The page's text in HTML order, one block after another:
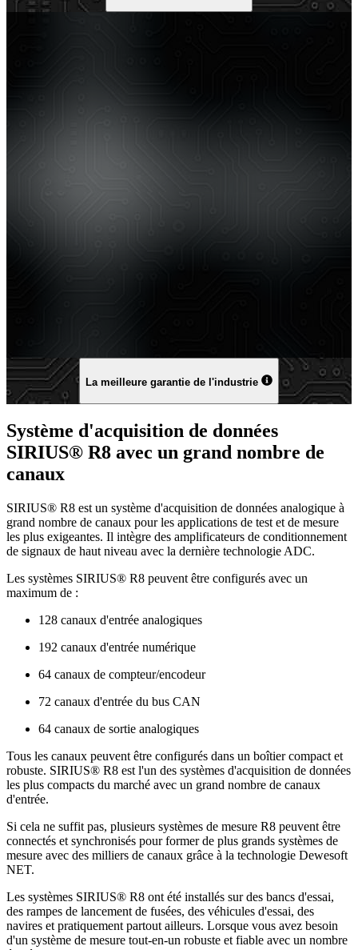
La meilleure garantie de l'industrie
Système d'acquisition de données
SIRIUS® R8 avec un grand nombre de
canaux
SIRIUS® R8 est un système d'acquisition de données analogique à
grand nombre de canaux pour les applications de test et de mesure
les plus exigeantes. Il intègre des amplificateurs de conditionnement
de signaux de haut niveau avec la dernière technologie ADC.
Les systèmes SIRIUS® R8 peuvent être configurés avec un
maximum de :
128 canaux d'entrée analogiques
192 canaux d'entrée numérique
64 canaux de compteur/encodeur
72 canaux d'entrée du bus CAN
64 canaux de sortie analogiques
Tous les canaux peuvent être configurés dans un boîtier compact et
robuste. SIRIUS® R8 est l'un des systèmes d'acquisition de données
les plus compacts du marché avec un grand nombre de canaux
d'entrée.
Si cela ne suffit pas, plusieurs systèmes de mesure R8 peuvent être
connectés et synchronisés pour former de plus grands systèmes de
mesure avec des milliers de canaux grâce à la technologie Dewesoft
NET.
Les systèmes SIRIUS® R8 ont été installés sur des bancs d'essai,
des rampes de lancement de fusées, des véhicules d'essai, des
navires et pratiquement partout ailleurs. Lorsque vous avez besoin
d'un système de mesure tout-en-un robuste et fiable avec un nombre